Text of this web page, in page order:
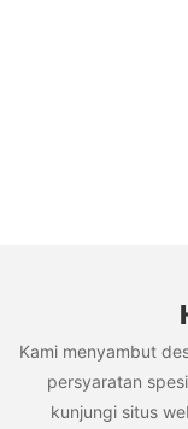
Kami menyambut
persyaratan
kunjungi situs